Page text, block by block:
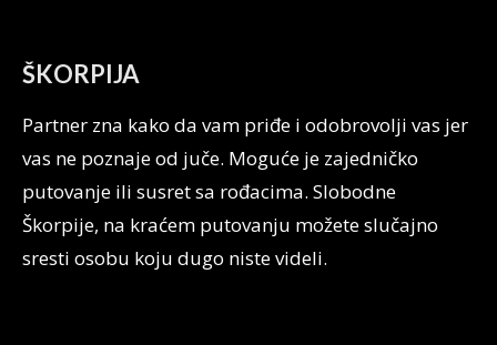
ŠKORPIJA
Partner zna kako da vam priđe i odobrovolji vas jer
vas ne poznaje od juče. Moguće je zajedničko
putovanje ili susret sa rođacima. Slobodne
Škorpije, na kraćem putovanju možete slučajno
sresti osobu koju dugo niste videli.